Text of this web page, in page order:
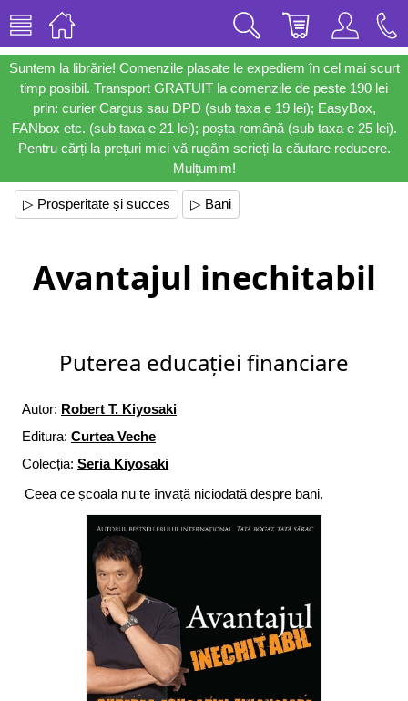
Suntem la librărie! Comenzile plasate le expediem în cel mai scurt
timp posibil. Transport GRATUIT la comenzile de peste 190 lei
prin: curier Cargus sau DPD (sub taxa e 19 lei); EasyBox,
FANbox etc. (sub taxa e 21 lei); poșta română (sub taxa e 25 lei).
Pentru cărți la prețuri mici vă rugăm scrieți la căutare reducere.
Mulțumim!
▷ Prosperitate și succes ▷ Bani
Avantajul inechitabil
Puterea educației financiare
Autor: Robert T. Kiyosaki
Editura: Curtea Veche
Colecția: Seria Kiyosaki
Ceea ce școala nu te învață niciodată despre bani.